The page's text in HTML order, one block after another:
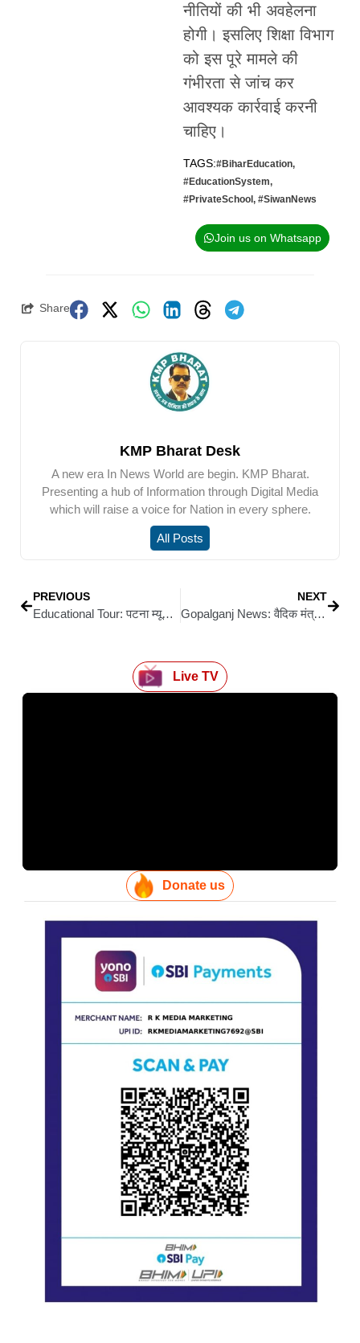
नीतियों की भी अवहेलना
होगी। इसलिए शिक्षा विभाग
को इस पूरे मामले की
गंभीरता से जांच कर
आवश्यक कार्रवाई करनी
चाहिए।
TAGS:#BiharEducation,
#EducationSystem,
#PrivateSchool , #SiwanNews
Join us on Whatsapp
Share
KMP Bharat Desk
A new era In News World are begin. KMP Bharat.
Presenting a hub of Information through Digital Media
which will raise a voice for Nation in every sphere.
All Posts
PREVIOUS
Educational Tour: पटना म्यूज़ियम के शैक्षिक भ्रमण पर गए बचपन प्ले स्कूल और RMPS के बच्चे, इतिहास और संस्कृति से रूबरू हुए
NEXT
Gopalganj News: वैदिक मंत्रोच्चार के साथ कटेया प्रखंड के लाला पंचमवा गांव में हुआ लिटिल फ्लावर पब्लिक स्कूल का भव्य उद्घाटन
Live TV
Donate us